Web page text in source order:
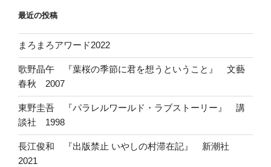
最近の投稿
まろまろアワード2022
歌野晶午 『葉桜の季節に君を想うということ』 文藝
春秋 2007
東野圭吾 『パラレルワールド・ラブストーリー』 講
談社 1998
長江俊和 『出版禁止 いやしの村滞在記』 新潮社
2021